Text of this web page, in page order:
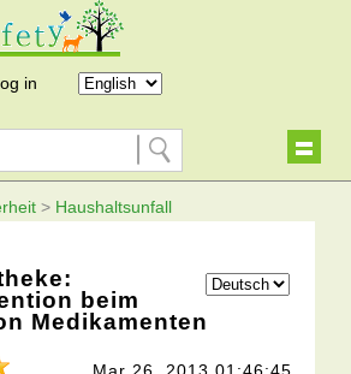
in
> Haushaltsunfall
beim
Medikamenten